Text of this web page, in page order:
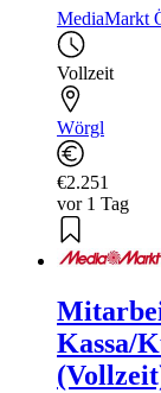
MediaMarkt
Vollzeit
Wörgl
€2.251
vor 1 Tag
Kassa/